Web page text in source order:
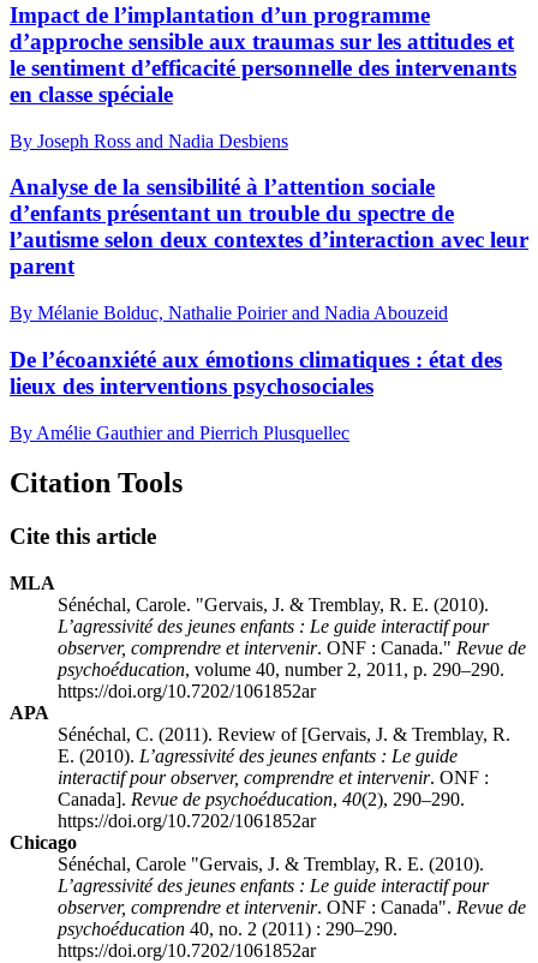
Impact de l’implantation d’un programme
d’approche sensible aux traumas sur les attitudes et
le sentiment d’efficacité personnelle des intervenants
en classe spéciale
By Joseph Ross and Nadia Desbiens
Analyse de la sensibilité à l’attention sociale
d’enfants présentant un trouble du spectre de
l’autisme selon deux contextes d’interaction avec leur
parent
By Mélanie Bolduc, Nathalie Poirier and Nadia Abouzeid
De l’écoanxiété aux émotions climatiques : état des
lieux des interventions psychosociales
By Amélie Gauthier and Pierrich Plusquellec
Citation Tools
Cite this article
MLA
Sénéchal, Carole. "Gervais, J. & Tremblay, R. E. (2010).
L’agressivité des jeunes enfants : Le guide interactif pour
observer, comprendre et intervenir. ONF : Canada." Revue de
psychoéducation, volume 40, number 2, 2011, p. 290–290.
https://doi.org/10.7202/1061852ar
APA
Sénéchal, C. (2011). Review of [Gervais, J. & Tremblay, R.
E. (2010). L’agressivité des jeunes enfants : Le guide
interactif pour observer, comprendre et intervenir. ONF :
Canada]. Revue de psychoéducation, 40(2), 290–290.
https://doi.org/10.7202/1061852ar
Chicago
Sénéchal, Carole "Gervais, J. & Tremblay, R. E. (2010).
L’agressivité des jeunes enfants : Le guide interactif pour
observer, comprendre et intervenir. ONF : Canada". Revue de
psychoéducation 40, no. 2 (2011) : 290–290.
https://doi.org/10.7202/1061852ar